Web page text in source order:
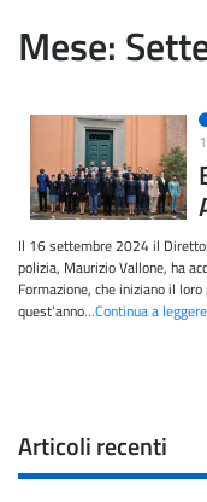
Mese:
Il 16 settembre 2024 il
polizia, Maurizio Vallone, ha
Formazione, che iniziano il
quest’anno…Continua a leggere
Articoli recenti